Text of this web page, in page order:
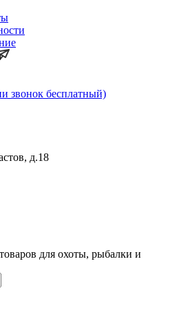
звонок бесплатный)
д.18
для охоты, рыбалки и